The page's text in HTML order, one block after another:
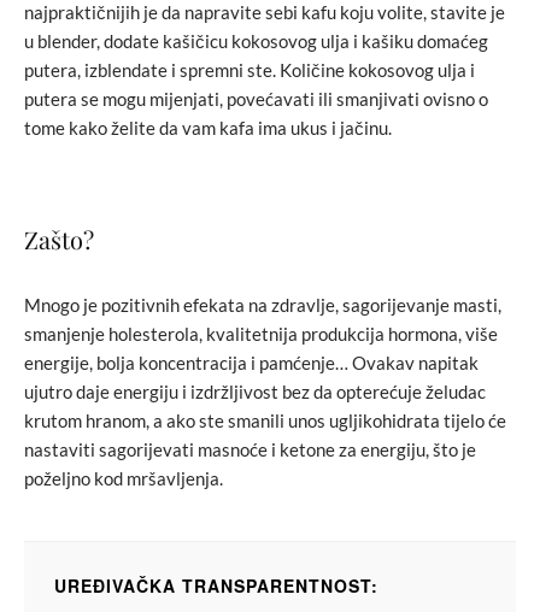
najpraktičnijih je da napravite sebi kafu koju volite, stavite je
u blender, dodate kašičicu kokosovog ulja i kašiku domaćeg
putera, izblendate i spremni ste. Količine kokosovog ulja i
putera se mogu mijenjati, povećavati ili smanjivati ovisno o
tome kako želite da vam kafa ima ukus i jačinu.
Zašto?
Mnogo je pozitivnih efekata na zdravlje, sagorijevanje masti,
smanjenje holesterola, kvalitetnija produkcija hormona, više
energije, bolja koncentracija i pamćenje… Ovakav napitak
ujutro daje energiju i izdržljivost bez da opterećuje želudac
krutom hranom, a ako ste smanili unos ugljikohidrata tijelo će
nastaviti sagorijevati masnoće i ketone za energiju, što je
poželjno kod mršavljenja.
UREĐIVAČKA TRANSPARENTNOST: